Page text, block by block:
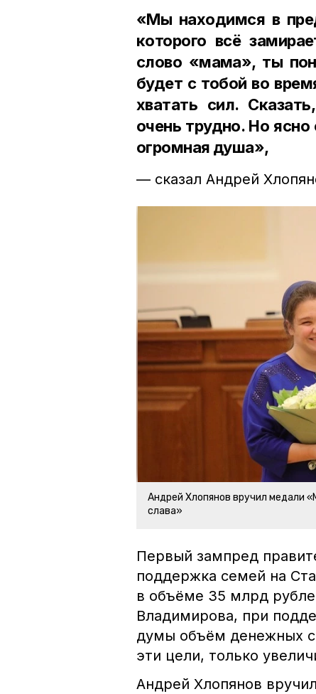
«Мы находимся в
которого всё
слово «мама», ты
будет с тобой во
хватать сил.
очень трудно. Но
огромная душа»,
— сказал Андрей
Андрей Хлопянов вручил медали
слава»
Первый зампред
поддержка семей на
в объёме 35 млрд
Владимирова, при
думы объём денежных
эти цели, только
Андрей Хлопянов